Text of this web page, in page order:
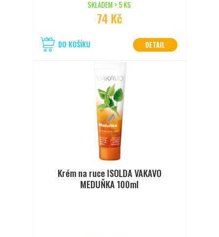
SKLADEM > 5 KS
74 Kč
DETAIL
DO KOŠÍKU
Krém na ruce ISOLDA VAKAVO
MEDUŇKA 100ml